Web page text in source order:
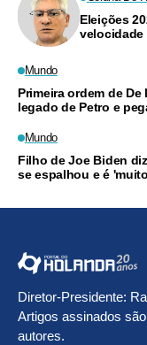
Eleições
velocidade
Mundo
Primeira ordem de
legado de Petro e
Mundo
Filho de Joe Biden
se espalhou e é
Diretor-Presidente:
Artigos assinados
autores.